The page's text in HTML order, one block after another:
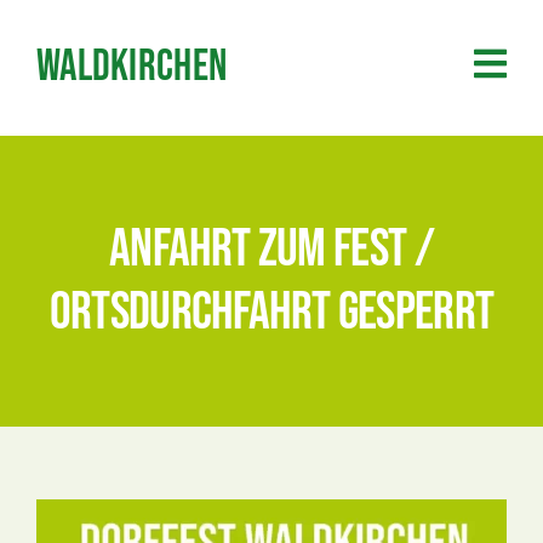
Inhalt
springen
Waldkirchen
Anfahrt zum Fest /
Ortsdurchfahrt gesperrt